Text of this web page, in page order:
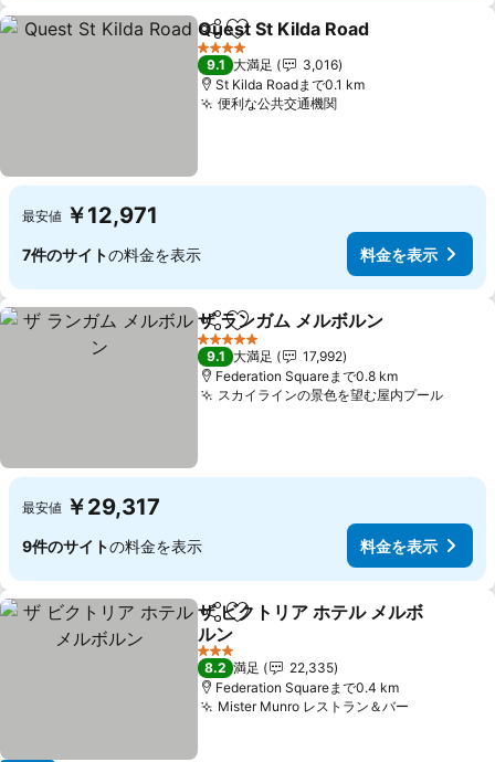
シェアお気に入りに追加
Quest St Kilda Road
4 ホテルのランク
9.1 大満足
3,016
St Kilda Roadまで0.1 km
便利な公共交通機関
最安値 ￥12,971
7件のサイトの料金を表示 料金を表示
シェアお気に入りに追加
ザ ランガム メルボルン
5 ホテルのランク
9.1 大満足
17,992
Federation Squareまで0.8 km
スカイラインの景色を望む屋内プール
最安値 ￥29,317
9件のサイトの料金を表示 料金を表示
シェアお気に入りに追加
ザ ビクトリア ホテル メルボ
ルン
3 ホテルのランク
8.2 満足
22,335
Federation Squareまで0.4 km
Mister Munro レストラン＆バー